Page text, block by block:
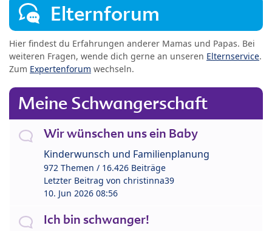
Elternforum
Hier findest du Erfahrungen anderer Mamas und Papas. Bei
weiteren Fragen, wende dich gerne an unseren Elternservice.
Zum Expertenforum wechseln.
Meine Schwangerschaft
Wir wünschen uns ein Baby
Kinderwunsch und Familienplanung
972 Themen / 16.426 Beiträge
Letzter Beitrag von christinna39
10. Jun 2026 08:56
Ich bin schwanger!